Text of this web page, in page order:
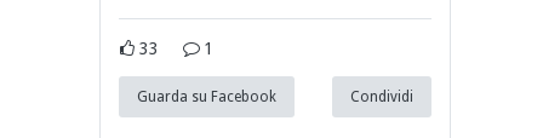
33 1
Guarda su Facebook Condividi